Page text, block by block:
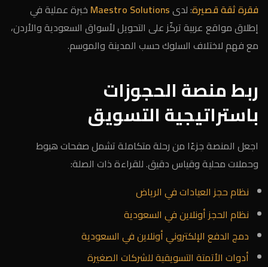
فقرة ثقة قصيرة: لدىMaestro Solutions خبرة عملية في
إطلاق مواقع عربية تركّز على التحويل لأسواق السعودية والأردن،
مع فهم لاختلاف السلوك حسب المدينة والموسم.
ربط منصة الحجوزات
باستراتيجية التسويق
اجعل المنصة جزءًا من رحلة متكاملة تشمل صفحات هبوط
وحملات محلية وقياس دقيق. للقراءة ذات الصلة:
نظام حجز العيادات في الرياض
نظام الحجز أونلاين في السعودية
دمج الدفع الإلكتروني أونلاين في السعودية
أدوات الأتمتة التسويقية للشركات الصغيرة